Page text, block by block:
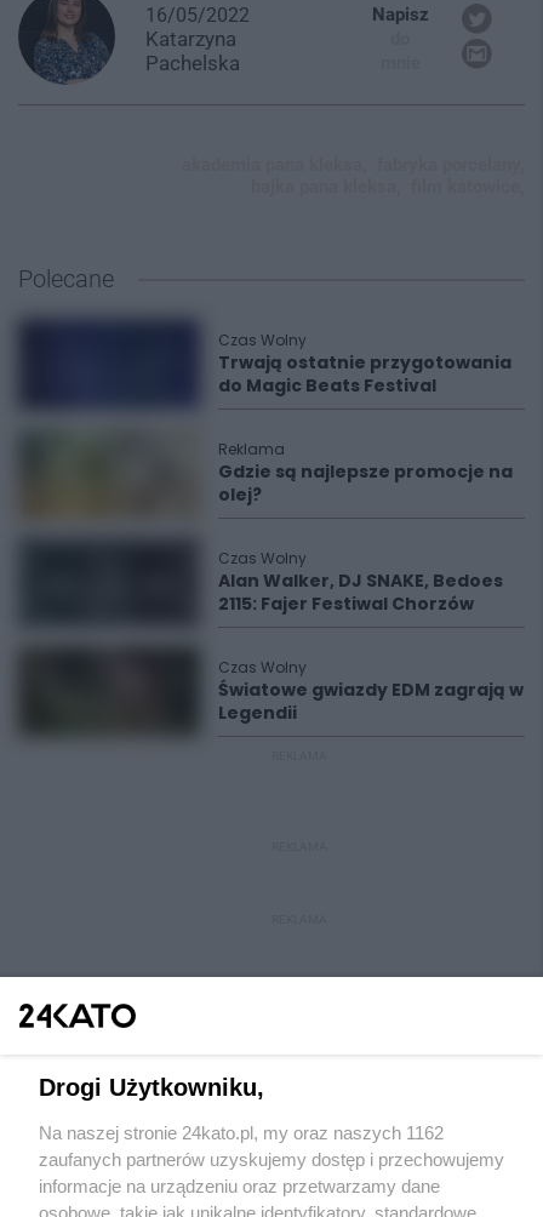
16/05/2022
Katarzyna
Pachelska
Napisz
Polecane
Czas Wolny
Trwają ostatnie przygotowania
do Magic Beats Festival
Reklama
Gdzie są najlepsze promocje na
olej?
Czas Wolny
Alan Walker, DJ SNAKE, Bedoes
2115: Fajer Festiwal Chorzów
Czas Wolny
Światowe gwiazdy EDM zagrają w
Legendii
Wydawca mediów lokalnych
Drogi Użytkowniku,
Na naszej stronie 24kato.pl, my oraz naszych 1162
zaufanych partnerów uzyskujemy dostęp i przechowujemy
informacje na urządzeniu oraz przetwarzamy dane
osobowe, takie jak unikalne identyfikatory, standardowe